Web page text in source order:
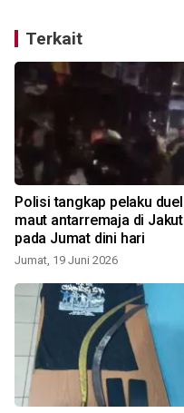
Terkait
Polisi tangkap pelaku duel
maut antarremaja di Jakut
pada Jumat dini hari
Jumat, 19 Juni 2026